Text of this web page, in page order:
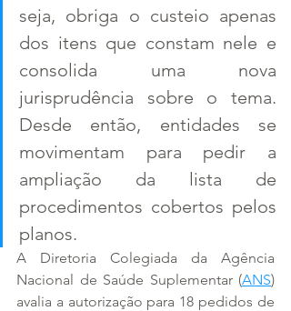
seja, obriga o custeio apenas
dos itens que constam nele e
consolida uma nova
jurisprudência sobre o tema.
Desde então, entidades se
movimentam para pedir a
ampliação da lista de
procedimentos cobertos pelos
planos.
A Diretoria Colegiada da Agência
Nacional de Saúde Suplementar (ANS)
avalia a autorização para 18 pedidos de